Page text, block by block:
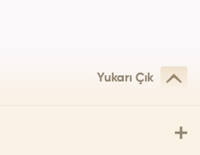
Yukarı Çık